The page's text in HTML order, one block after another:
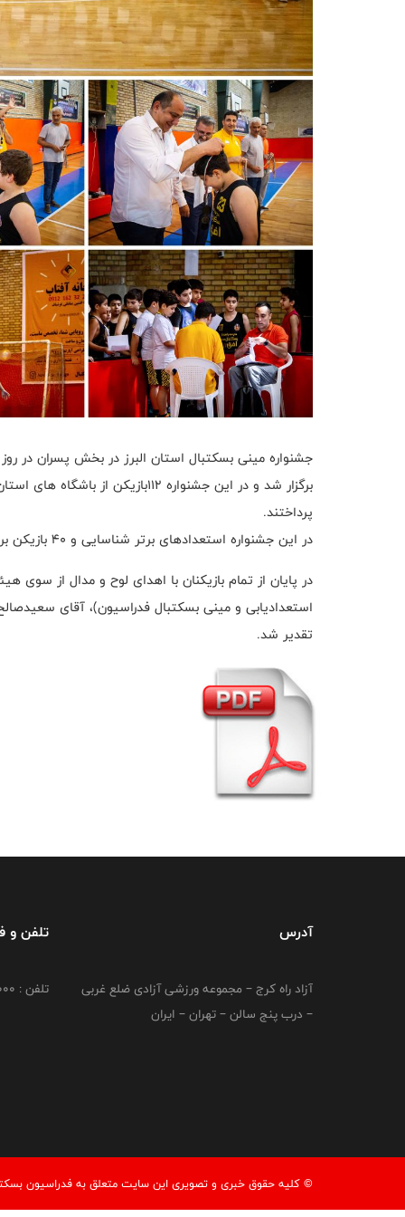
پرداختند.
در این جشنواره استعدادهای برتر شناسایی و ۴۰ بازیکن برتر جهت حضور در تمرین تیم منتخب استان معرفی خواهند شد.
در پایان از تمام بازیکنان با اهدای لوح و مدال از
استعدادیابی و مینی بسکتبال فدراسیون)، آقای
تقدیر شد.
آدرس
آزاد راه کرج – مجموعه ورزشی آزادی ضلع غربی
– درب پنج سالن – تهران – ایران
تلفن
تلفن : 02149764000
© کليه حقوق خبری و تصويری اين سايت متعلق به فدراسیون